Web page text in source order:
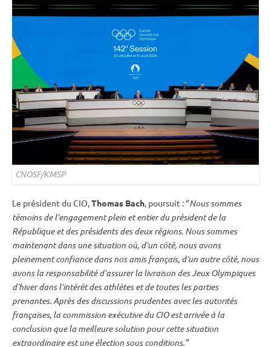
CNOSF/KMSP
Le président du CIO,Thomas Bach, poursuit : “Nous sommes
témoins de l’engagement plein et entier du président de la
République et des présidents des deux régions. Nous sommes
maintenant dans une situation où, d’un côté, nous avons
pleinement confiance dans nos amis français, d’un autre côté, nous
avons la responsabilité d’assurer la livraison desJeux Olympiques
d’hiver dans l’intérêt des athlètes et de toutes les parties
prenantes. Après des discussions prudentes avec les autorités
françaises, la commission exécutive du CIO est arrivée à la
conclusion que la meilleure solution pour cette situation
extraordinaire est une élection sous conditions.”